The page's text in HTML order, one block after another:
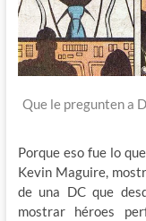
Que le pregunten a
Porque eso fue lo
Kevin Maguire,
de una DC que
mostrar héroes